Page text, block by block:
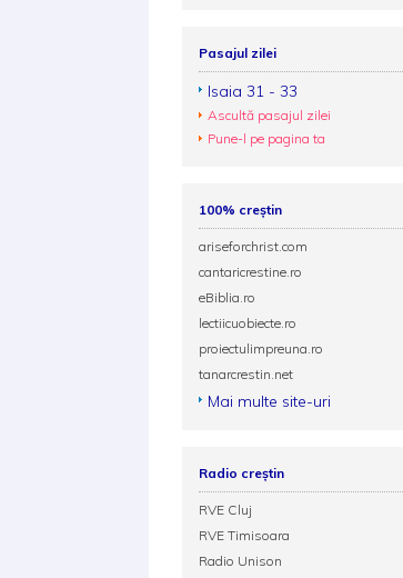
Pasajul zilei
Isaia 31 - 33
Ascultă pasajul zilei
Pune-l pe pagina ta
100% creștin
ariseforchrist.com
cantaricrestine.ro
eBiblia.ro
lectiicuobiecte.ro
proiectulimpreuna.ro
tanarcrestin.net
Mai multe site-uri
Radio creștin
RVE Cluj
RVE Timisoara
Radio Unison